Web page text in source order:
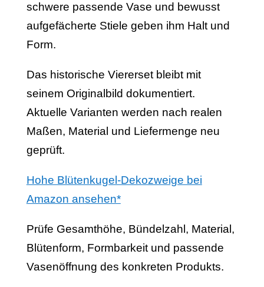
schwere passende Vase und bewusst
aufgefächerte Stiele geben ihm Halt und
Form.
Das historische Viererset bleibt mit
seinem Originalbild dokumentiert.
Aktuelle Varianten werden nach realen
Maßen, Material und Liefermenge neu
geprüft.
Hohe Blütenkugel-Dekozweige bei
Amazon ansehen*
Prüfe Gesamthöhe, Bündelzahl, Material,
Blütenform, Formbarkeit und passende
Vasenöffnung des konkreten Produkts.